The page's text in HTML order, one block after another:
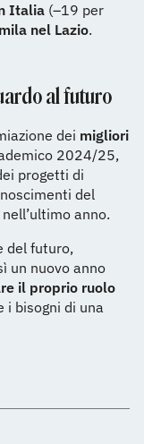
Italia (–19 per
nel Lazio.
al futuro
dei migliori
2024/25,
progetti di
del
anno.
del futuro,
un nuovo anno
il proprio ruolo
i bisogni di una